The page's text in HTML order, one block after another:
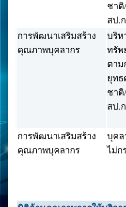
ชาติ
สป.
การพัฒนาเสริมสร้าง
คุณภาพบุคลากร
บริห
ทรัพ
ตาม
ยุทธ
ชาติ
สป.
การพัฒนาเสริมสร้าง
คุณภาพบุคลากร
บุคล
ไม่ก